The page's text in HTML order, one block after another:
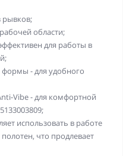
рывков;
области;
для работы в
формы - для удобного
Vibe - для комфортной
использовать в работе
что продлевает